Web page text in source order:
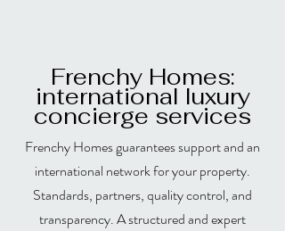
Frenchy Homes:
international luxury
concierge services
Frenchy Homes guarantees support and an
international network for your property.
Standards, partners, quality control, and
transparency. A structured and expert